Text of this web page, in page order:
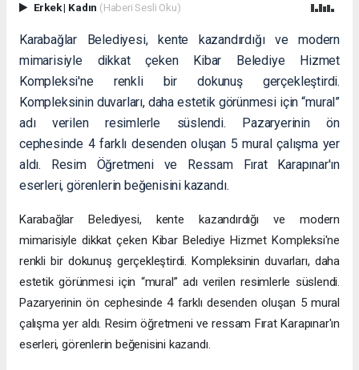
Erkek| Kadın (Haberi Sesli Oku)
Karabağlar Belediyesi, kente kazandırdığı ve modern
mimarisiyle dikkat çeken Kibar Belediye Hizmet
Kompleksi'ne renkli bir dokunuş gerçekleştirdi.
Kompleksinin duvarları, daha estetik görünmesi için “mural”
adı verilen resimlerle süslendi. Pazaryerinin ön
cephesinde 4 farklı desenden oluşan 5 mural çalışma yer
aldı. Resim Öğretmeni ve Ressam Fırat Karapınar'ın
eserleri, görenlerin beğenisini kazandı.
Karabağlar Belediyesi, kente kazandırdığı ve modern
mimarisiyle dikkat çeken Kibar Belediye Hizmet Kompleksi'ne
renkli bir dokunuş gerçekleştirdi. Kompleksinin duvarları, daha
estetik görünmesi için “mural” adı verilen resimlerle süslendi.
Pazaryerinin ön cephesinde 4 farklı desenden oluşan 5 mural
çalışma yer aldı. Resim öğretmeni ve ressam Fırat Karapınar'ın
eserleri, görenlerin beğenisini kazandı.